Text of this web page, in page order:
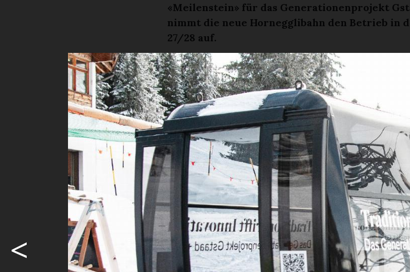
«Meilenstein» für das Generationenprojekt
nimmt die neue Hornegglibahn den Betrieb in
27/28 auf.
KEREM S. MAURER
Es war ein denkwürdiger Augenblick: Am
sich auf dem Horneggli Matthias In-Albon,
Brand, Verwaltungsratspräsident der BDG, mit
Bartholet Maschinenbau AG, und Markus Sigrist,
Leitner Schweiz. Sie unterzeichneten im Beisein
beider Unternehmen einen umfangreichen
der den Bau einer Zehner-Gondelbahn und zweier
im Rahmen des Generationenprojekts Gstaad+ –
Leitner und Bartholet unter einem Dach
Die BDG habe schon lange, beispielsweise auch
Unternehmen Bartholet Maschinenbau AG und
zusammengearbeitet, sagte Matthias In-Albon und
beide Unternehmen neu unter demselben Dach,
<